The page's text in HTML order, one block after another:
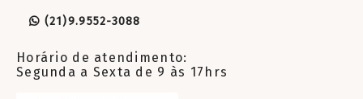
(21)9.9552-3088
Horário de atendimento:
Segunda a Sexta de 9 às 17hrs